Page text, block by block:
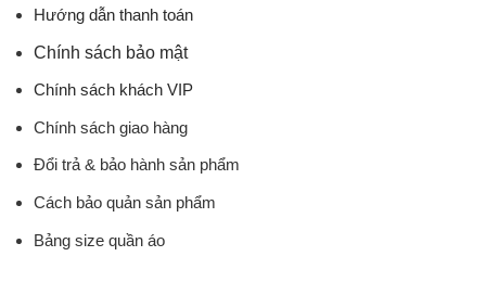
Hướng dẫn thanh toán
Chính sách bảo mật
Chính sách khách VIP
Chính sách giao hàng
Đổi trả & bảo hành sản phẩm
Cách bảo quản sản phẩm
Bảng size quần áo